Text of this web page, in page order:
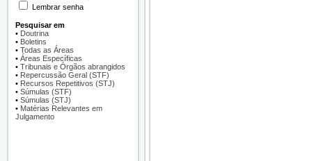
Lembrar senha
Pesquisar em
• Doutrina
• Boletins
• Todas as Áreas
• Áreas Específicas
• Tribunais e Órgãos abrangidos
• Repercussão Geral (STF)
• Recursos Repetitivos (STJ)
• Súmulas (STF)
• Súmulas (STJ)
• Matérias Relevantes em
Julgamento